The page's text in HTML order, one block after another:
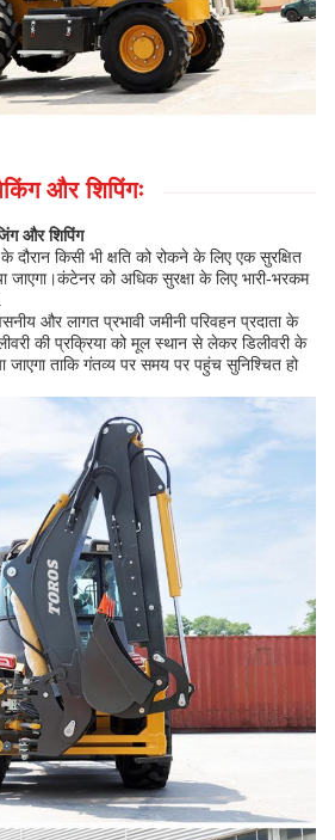
और शिपिंगः
और शिपिंग
दौरान किसी भी क्षति को रोकने के लिए एक सुरक्षित
को अधिक सुरक्षा के लिए भारी-भरकम
और लागत प्रभावी जमीनी परिवहन प्रदाता के
की प्रक्रिया को मूल स्थान से लेकर डिलीवरी के
ताकि गंतव्य पर समय पर पहुंच सुनिश्चित हो